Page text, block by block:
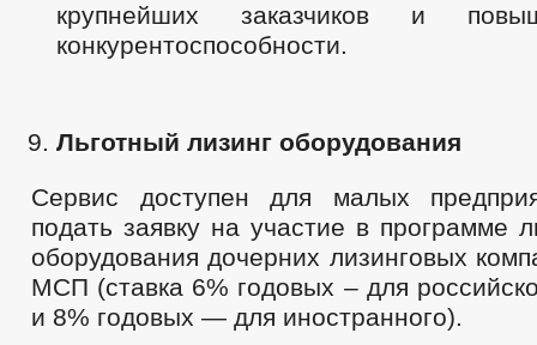
крупнейших заказчиков и
конкурентоспособности.
Льготный лизинг оборудования
Сервис доступен для малых
подать заявку на участие в программе
оборудования дочерних лизинговых
МСП (ставка 6% годовых – для
и 8% годовых — для иностранного).